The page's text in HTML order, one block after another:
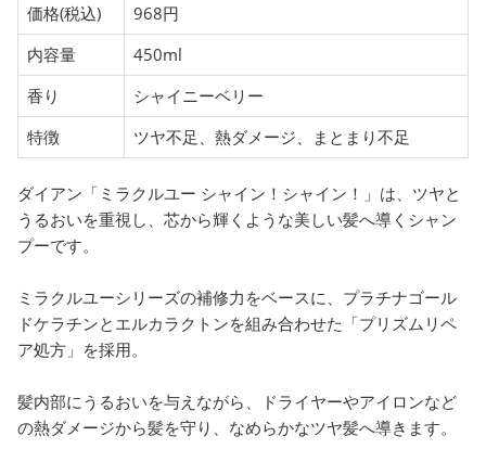
価格(税込)
968円
内容量
450ml
香り
シャイニーベリー
特徴
ツヤ不足、熱ダメージ、まとまり不足
ダイアン「ミラクルユー シャイン！シャイン！」は、ツヤと
うるおいを重視し、芯から輝くような美しい髪へ導くシャン
プーです。
ミラクルユーシリーズの補修力をベースに、プラチナゴール
ドケラチンとエルカラクトンを組み合わせた「プリズムリペ
ア処方」を採用。
髪内部にうるおいを与えながら、ドライヤーやアイロンなど
の熱ダメージから髪を守り、なめらかなツヤ髪へ導きます。